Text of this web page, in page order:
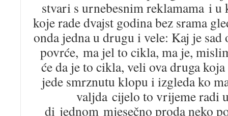
stvari s urnebesnim reklamama i u
koje rade dvajst godina bez srama
onda jedna u drugu i vele: Kaj je sad
povrće, ma jel to cikla, ma je,
će da je to cikla, veli ova druga
jede smrznutu klopu i izgleda ko
valjda cijelo to vrijeme radi
di jednom mjesečno proda neko